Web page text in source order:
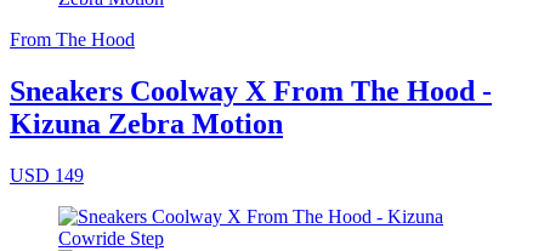
From The Hood
Sneakers Coolway X From The Hood -
Kizuna Zebra Motion
USD 149